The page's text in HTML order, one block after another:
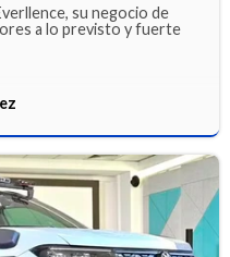
su negocio de
a lo previsto y fuerte